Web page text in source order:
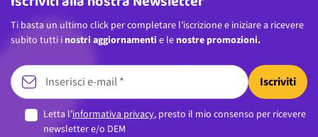
Ti basta un ultimo click per completare l’iscrizione e iniziare a ricevere
subito tutti i nostri aggiornamenti e le nostre promozioni.
Iscriviti
Letta l’informativa privacy, presto il mio consenso per ricevere
newsletter e/o DEM